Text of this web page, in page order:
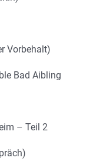
Vorbehalt)
Bad Aibling
– Teil 2